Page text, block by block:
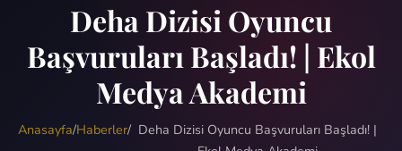
Deha Dizisi Oyuncu
Başvuruları Başladı! | Ekol
Medya Akademi
Anasayfa/Haberler/ Deha Dizisi Oyuncu Başvuruları Başladı! |